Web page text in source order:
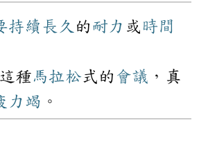
持續 長久 的 耐力 或 時間
這種馬拉松式的 會議 ，真
力竭 。